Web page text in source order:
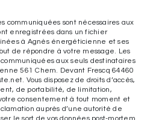
communiquées sont nécessaires aux
enregistrées dans un fichier
à Agnès énergéticienne et ses
de répondre à votre message. Les
aux seuls destinataires
561 Chem. Devant Frescq 64460
Vous disposez de droits d’accès,
de portabilité, de limitation,
consentement à tout moment et
auprès d’une autorité de
le sort de vos données post-mortem.